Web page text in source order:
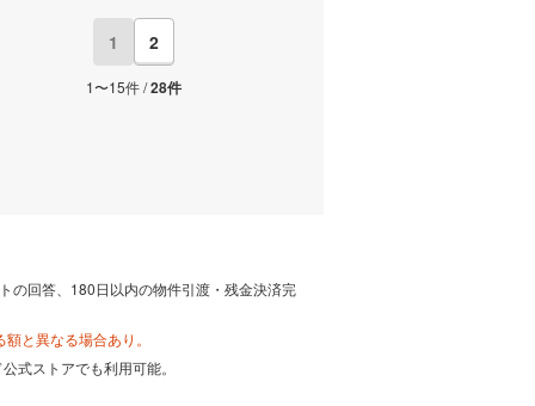
1 2
1〜15件 /28件
の回答、180日以内の物件引渡・残金決済完
と異なる場合あり。
式ストアでも利用可能。